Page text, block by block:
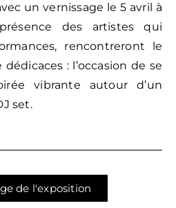
un vernissage le 5 avril à
des artistes qui
rencontreront le
: l’occasion de se
vibrante autour d’un
set.
de l'exposition